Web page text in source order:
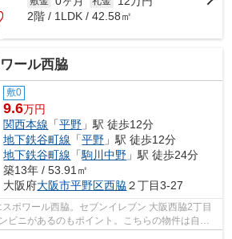
2階 / 1LDK / 42.58㎡
ール西脇
敷0
9.6万円
関西本線 「平野 」駅 徒歩12分
地下鉄谷町線 「平野 」駅 徒歩12分
地下鉄谷町線 「駒川中野 」駅 徒歩24分
築13年 / 53.91㎡
大阪府大阪市平野区西脇２丁目3-27
ポワール西脇。セブンイレブン 大阪西脇2丁目
ビニがあるのもポイント。こちらの物件は自走
す。駅近く...